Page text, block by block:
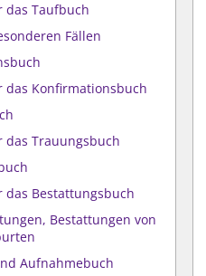
das Taufbuch
Fällen
das Konfirmationsbuch
das Trauungsbuch
das Bestattungsbuch
Bestattungen von
Aufnahmebuch